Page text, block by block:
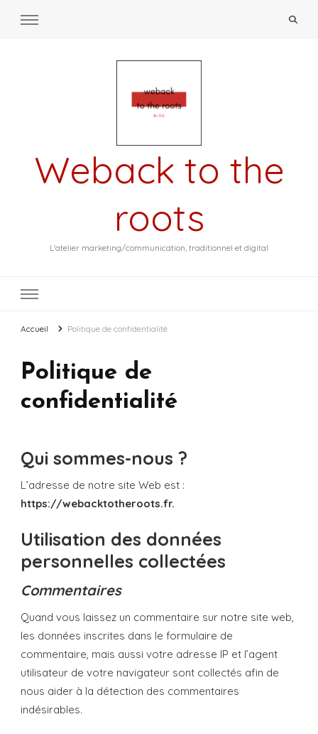
Weback to the
roots
L'atelier marketing/communication, traditionnel et digital
Accueil Politique de confidentialité
Politique de
confidentialité
Qui sommes-nous ?
L’adresse de notre site Web est :
https://webacktotheroots.fr.
Utilisation des données
personnelles collectées
Commentaires
Quand vous laissez un commentaire sur notre site web,
les données inscrites dans le formulaire de
commentaire, mais aussi votre adresse IP et l’agent
utilisateur de votre navigateur sont collectés afin de
nous aider à la détection des commentaires
indésirables.